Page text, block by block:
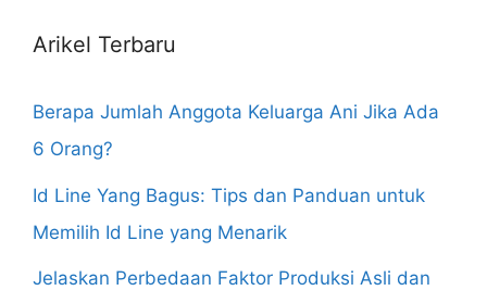
Arikel Terbaru
Berapa Jumlah Anggota Keluarga Ani Jika Ada
6 Orang?
Id Line Yang Bagus: Tips dan Panduan untuk
Memilih Id Line yang Menarik
Jelaskan Perbedaan Faktor Produksi Asli dan